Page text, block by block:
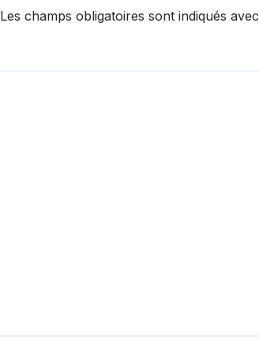
Les champs obligatoires sont indiqués avec